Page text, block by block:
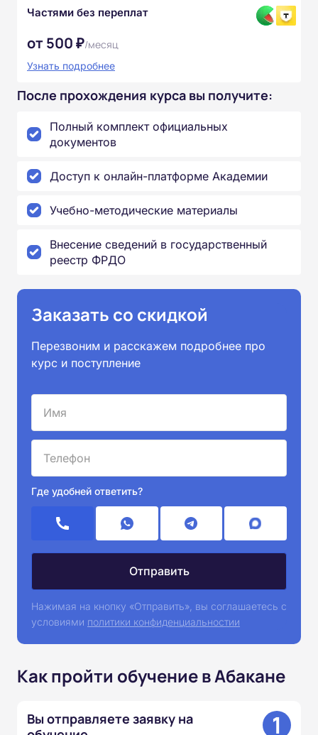
Частями без переплат
от 500 ₽/месяц
Узнать подробнее
После прохождения курса вы получите:
Полный комплект официальных
документов
Доступ к онлайн-платформе Академии
Учебно-методические материалы
Внесение сведений в государственный
реестр ФРДО
Заказать со скидкой
Перезвоним и расскажем подробнее про
курс и поступление
Где удобней ответить?
Нажимая на кнопку «Отправить», вы соглашаетесь с
условиями политики конфиденциальностии
Как пройти обучение в Абакане
Вы отправляете заявку на
1